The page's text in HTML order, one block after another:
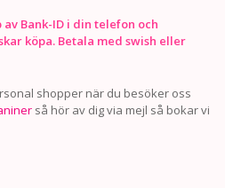
Bank-ID i din telefon och
köpa. Betala med swish eller
shopper när du besöker oss
så hör av dig via mejl så bokar vi